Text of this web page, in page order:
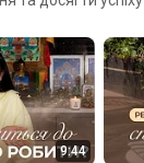
причини і
9:44